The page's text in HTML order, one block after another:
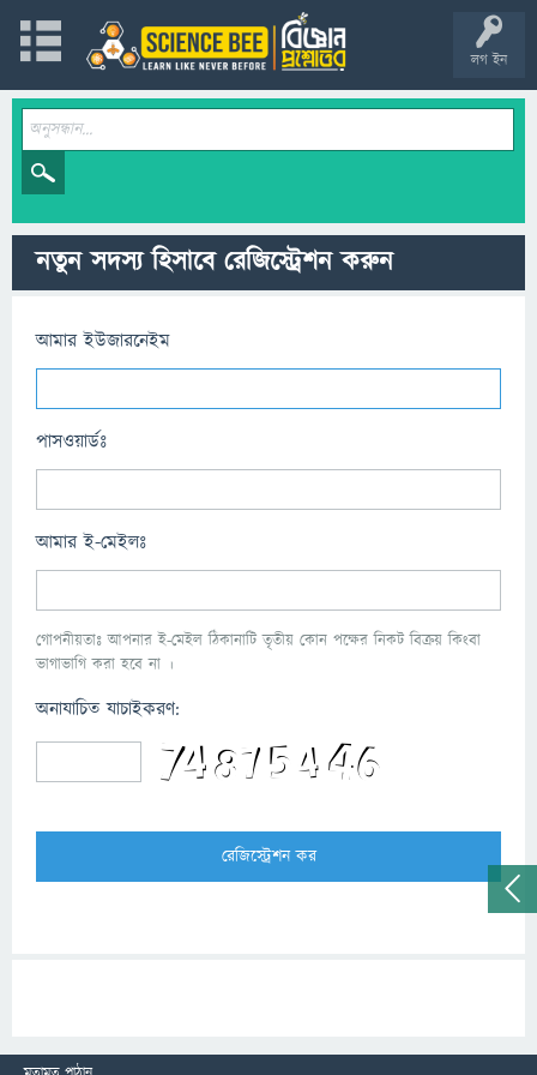
লগ ইন
নতুন সদস্য হিসাবে রেজিস্ট্রেশন করুন
আমার ইউজারনেইম
পাসওয়ার্ডঃ
আমার ই-মেইলঃ
গোপনীয়তাঃ আপনার ই-মেইল ঠিকানাটি তৃতীয় কোন পক্ষের নিকট বিক্রয় কিংবা
ভাগাভাগি করা হবে না ।
অনাযাচিত যাচাইকরণ: